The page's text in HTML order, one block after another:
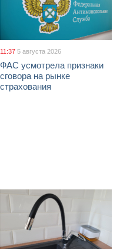
11:37 5 августа 2026
ФАС усмотрела признаки
сговора на рынке
страхования